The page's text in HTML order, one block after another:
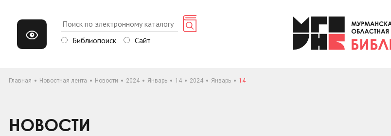
Библиопоиск Сайт
Главная Новостная лента Новости 2024 Январь 14 2024 Январь 14
НОВОСТИ